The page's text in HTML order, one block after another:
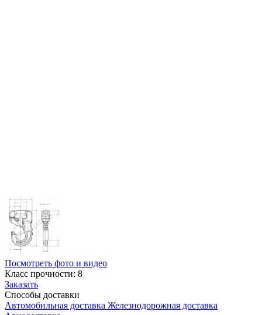
Посмотреть фото и видео
Класс прочности: 8
Заказать
Способы доставки
Автомобильная доставка Железнодорожная доставка